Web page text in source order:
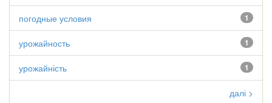
1
погодные условия
1
урожайность
1
урожайність
далі >